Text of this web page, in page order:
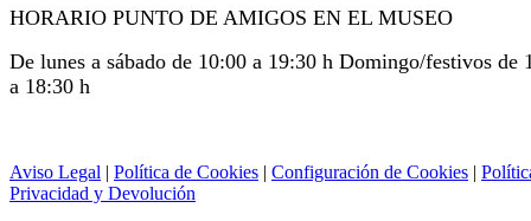
HORARIO PUNTO DE AMIGOS EN EL MUSEO
De lunes a sábado de 10:00 a 19:30 h Domingo/festivos de
a 18:30 h
Aviso Legal | Política de Cookies | Configuración de Cookies |
Privacidad y Devolución